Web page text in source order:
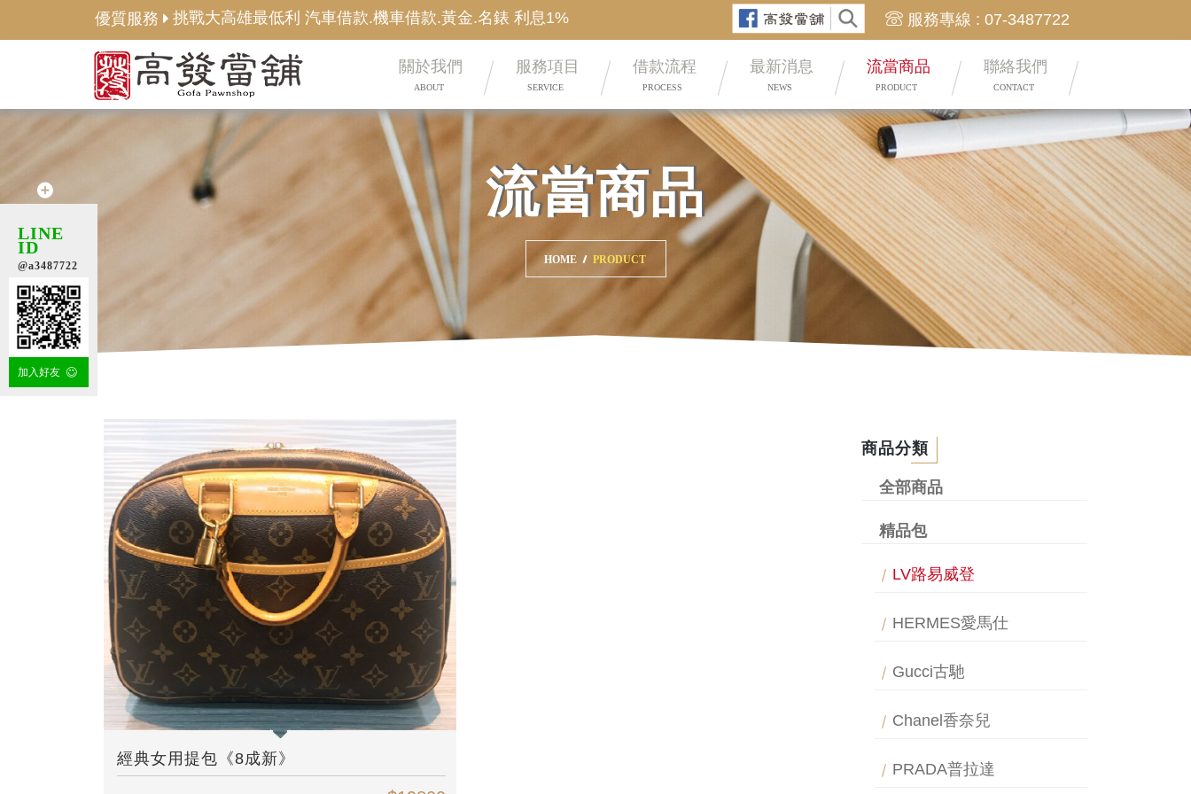
優質服務 挑戰大高雄最低利 汽車借款.機車借款.黃金.名錶 利息1% 高雄合法當舖 額度高 利息低 放款快 服務專線 : 07-3487722
關於我們
ABOUT
服務項目
SERVICE
借款流程
PROCESS
最新消息
NEWS
流當商品
PRODUCT
聯絡我們
CONTACT
LINE
ID
@a3487722
加入好友
流當商品
HOME PRODUCT
經典女用提包《8成新》
商品分類
全部商品
精品包
LV路易威登
HERMES愛馬仕
Gucci古馳
Chanel香奈兒
PRADA普拉達